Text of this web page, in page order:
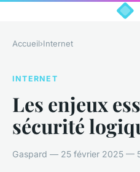
Accueil›Internet
INTERNET
Les enjeux
sécurité
Gaspard — 25 février 2025 —